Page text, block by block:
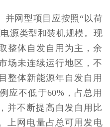
并网型项目应按照“以荷
源类型和装机规模。现
整体自发自用为主，余
场未连续运行地区，不
整体新能源年自发自用
应不低于60%，占总用
并不断提高自发自用比
上网电量占总可用发电